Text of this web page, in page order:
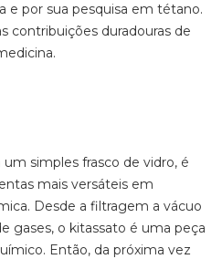
e por sua pesquisa em tétano.
contribuições duradouras de
simples frasco de vidro, é
mais versáteis em
Desde a filtragem a vácuo
gases, o kitassato é uma peça
Então, da próxima vez